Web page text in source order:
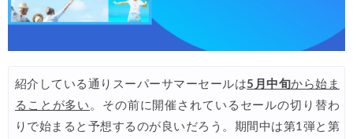
紹介している通りスーパーサマーセールは5月中旬から始ま
ることが多い 。その前に開催されているセールの切り替わ
りで始まると予想するのが良いだろう。期間中は第1弾と第